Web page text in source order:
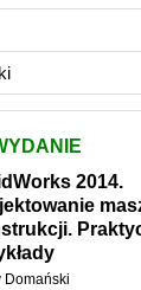
2014.
Domański